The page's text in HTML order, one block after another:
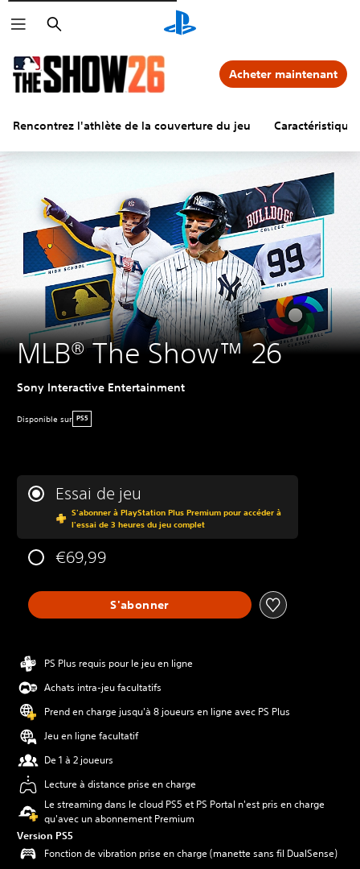
Rechercher
Rencontrez l'athlète de la couverture du jeu
Acheter maintenant
MLB® The Show™ 26
Sony Interactive Entertainment
Disponible sur PS5
Essai de jeu
S'abonner à PlayStation Plus Premium pour accéder à
l'essai de 3 heures du jeu complet
€69,99
S'abonner
PS Plus requis pour le jeu en ligne
Achats intra-jeu facultatifs
Prend en charge jusqu'à 8 joueurs en ligne avec PS Plus
Jeu en ligne facultatif
De 1 à 2 joueurs
Lecture à distance prise en charge
Le streaming dans le cloud PS5 et PS Portal n'est pris en charge
qu'avec un abonnement Premium
Version PS5
Fonction de vibration prise en charge (manette sans fil DualSense)